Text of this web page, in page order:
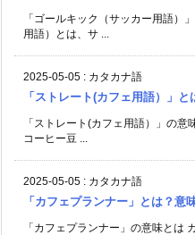
「ゴールキック（サッカー用語）
用語）とは、サ ...
2025-05-05 : カタカナ語
「ストレート(カフェ用語）」
「ストレート(カフェ用語）」の意
コーヒー豆 ...
2025-05-05 : カタカナ語
「カフェプランナー」とは？意
「カフェプランナー」の意味とは